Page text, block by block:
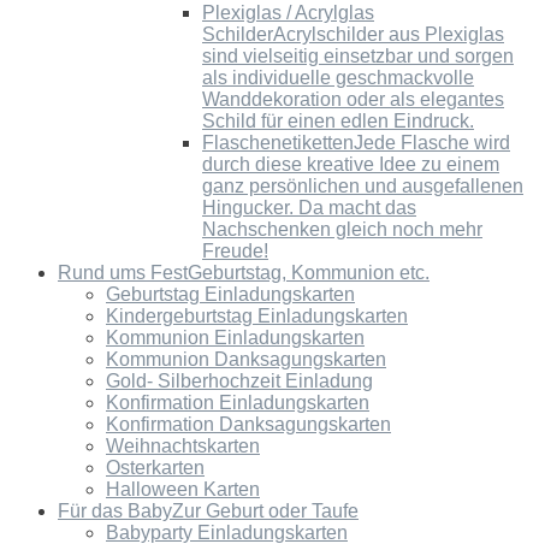
Plexiglas / Acrylglas
SchilderAcrylschilder aus Plexiglas
sind vielseitig einsetzbar und sorgen
als individuelle geschmackvolle
Wanddekoration oder als elegantes
Schild für einen edlen Eindruck.
FlaschenetikettenJede Flasche wird
durch diese kreative Idee zu einem
ganz persönlichen und ausgefallenen
Hingucker. Da macht das
Nachschenken gleich noch mehr
Freude!
Rund ums FestGeburtstag, Kommunion etc.
Geburtstag Einladungskarten
Kindergeburtstag Einladungskarten
Kommunion Einladungskarten
Kommunion Danksagungskarten
Gold- Silberhochzeit Einladung
Konfirmation Einladungskarten
Konfirmation Danksagungskarten
Weihnachtskarten
Osterkarten
Halloween Karten
Für das BabyZur Geburt oder Taufe
Babyparty Einladungskarten